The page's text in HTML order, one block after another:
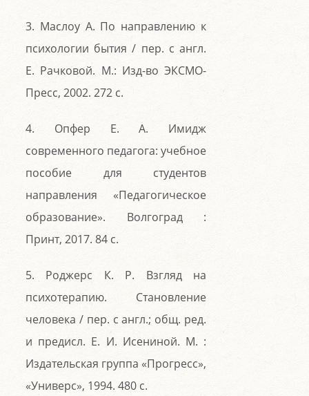
3. Маслоу А. По направлению к
психологии бытия / пер. с англ.
Е. Рачковой. М.: Изд-во ЭКСМО-
Пресс, 2002. 272 с.
4. Опфер Е. А. Имидж
современного педагога: учебное
пособие для студентов
направления «Педагогическое
образование». Волгоград :
Принт, 2017. 84 с.
5. Роджерс К. Р. Взгляд на
психотерапию. Становление
человека / пер. с англ.; общ. ред.
и предисл. Е. И. Исениной. М. :
Издательская группа «Прогресс»,
«Универс», 1994. 480 с.